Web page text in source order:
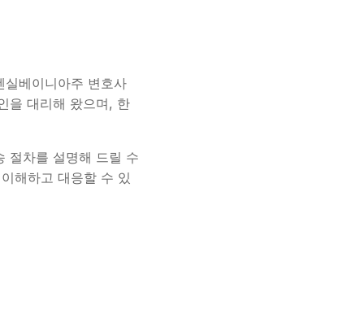
베이니아주 변호사
을 대리해 왔으며, 한
절차를 설명해 드릴 수
해하고 대응할 수 있